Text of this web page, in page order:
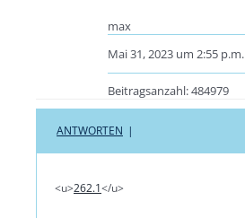
max
Mai 31, 2023 um 2:55 p.m.
Beitragsanzahl: 484979
ANTWORTEN |
<u>262.1</u>